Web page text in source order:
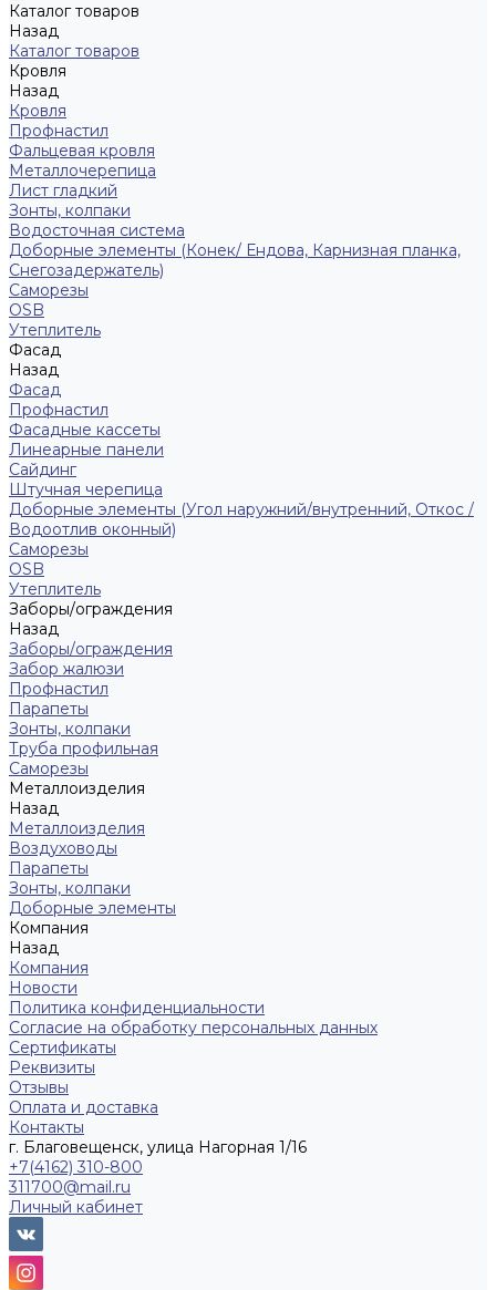
Каталог товаров
Назад
Каталог товаров
Кровля
Назад
Кровля
Профнастил
Фальцевая кровля
Металлочерепица
Лист гладкий
Зонты, колпаки
Водосточная система
Доборные элементы (Конек/ Ендова, Карнизная планка,
Снегозадержатель)
Саморезы
ОSB
Утеплитель
Фасад
Назад
Фасад
Профнастил
Фасадные кассеты
Линеарные панели
Сайдинг
Штучная черепица
Доборные элементы (Угол наружний/внутренний, Откос /
Водоотлив оконный)
Саморезы
OSB
Утеплитель
Заборы/ограждения
Назад
Заборы/ограждения
Забор жалюзи
Профнастил
Парапеты
Зонты, колпаки
Труба профильная
Саморезы
Металлоизделия
Назад
Металлоизделия
Воздуховоды
Парапеты
Зонты, колпаки
Доборные элементы
Компания
Назад
Компания
Новости
Политика конфиденциальности
Согласие на обработку персональных данных
Сертификаты
Реквизиты
Отзывы
Оплата и доставка
Контакты
г. Благовещенск, улица Нагорная 1/16
+7(4162) 310-800
311700@mail.ru
Личный кабинет